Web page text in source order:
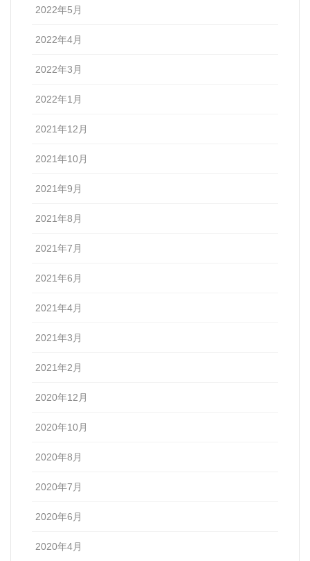
2022年5月
2022年4月
2022年3月
2022年1月
2021年12月
2021年10月
2021年9月
2021年8月
2021年7月
2021年6月
2021年4月
2021年3月
2021年2月
2020年12月
2020年10月
2020年8月
2020年7月
2020年6月
2020年4月